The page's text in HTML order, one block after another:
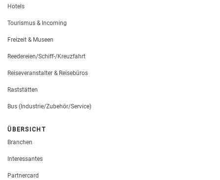
Hotels
Tourismus & Incoming
Freizeit & Museen
Reedereien/Schiff-/Kreuzfahrt
Reiseveranstalter & Reisebüros
Raststätten
Bus (Industrie/Zubehör/Service)
ÜBERSICHT
Branchen
Interessantes
Partnercard